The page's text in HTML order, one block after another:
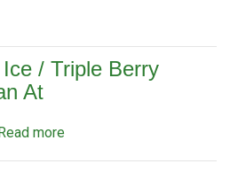
/ Triple Berry
At
Berry
buz etkisiyle zenginleştirilen
Read more